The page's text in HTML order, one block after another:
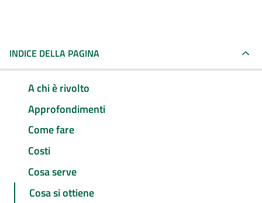
INDICE DELLA PAGINA
A chi è rivolto
Approfondimenti
Come fare
Costi
Cosa serve
Cosa si ottiene